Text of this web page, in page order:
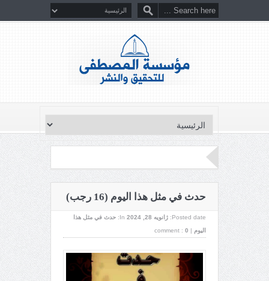
حدث في مثل هذا اليوم (16 رجب)
Posted date: ژانویه 28, 2024 In:
حدث في مثل هذا
اليوم |
comment : 0